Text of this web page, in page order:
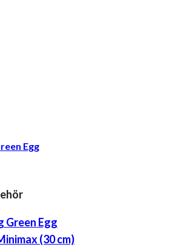
Green Egg
(30 cm)